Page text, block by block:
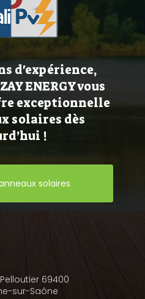
d'expérience,
ENERGY vous
exceptionnelle
solaires dès
!
solaires
69400
sur-Saône